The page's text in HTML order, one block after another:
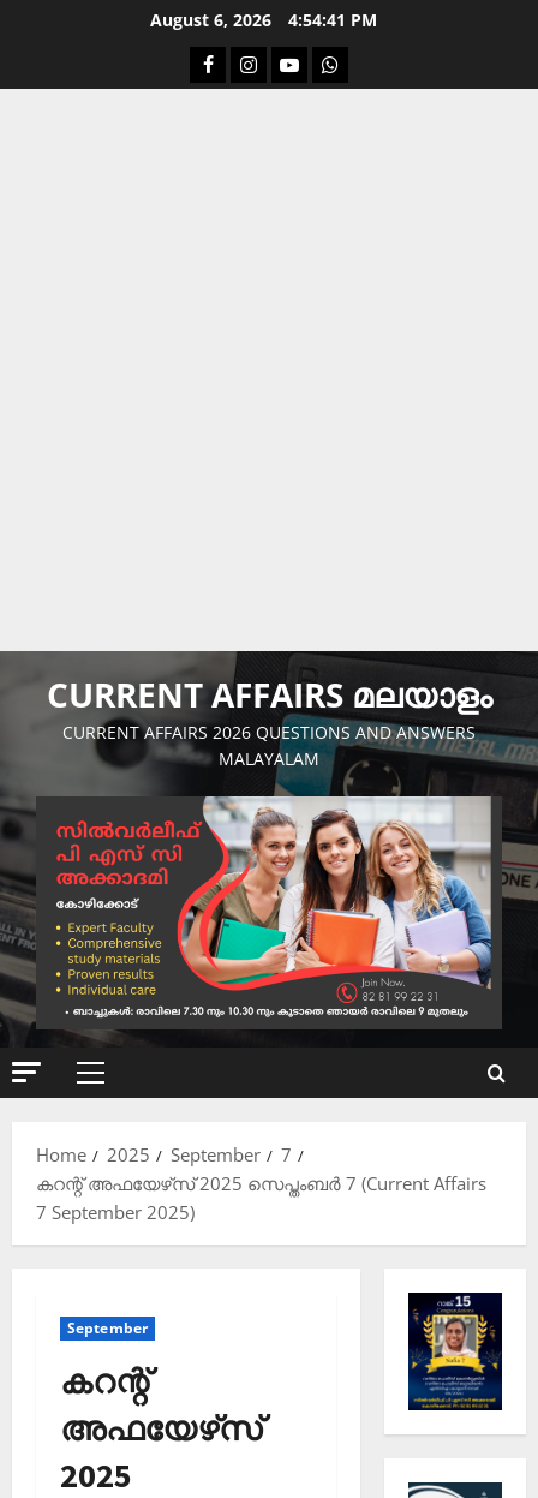
August 6, 2026 4:54:42 PM
Facebook
Instagram
YoutubeWhatsapp
CURRENT AFFAIRS മലയാളം
CURRENT AFFAIRS 2026 QUESTIONS AND ANSWERS
MALAYALAM
Primary
Home
2025 September
7
കറന്റ് അഫയേഴ്‌സ് 2025 സെപ്തംബര്‍ 7 (Current Affairs
7 September 2025)
September
കറന്റ്
അഫയേഴ്‌സ്
2025